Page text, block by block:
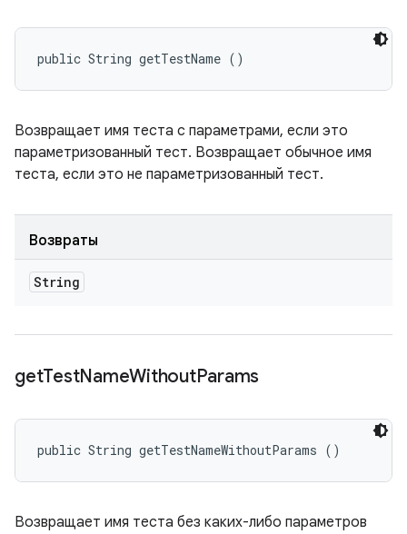
public String getTestName ()
Возвращает имя теста с параметрами, если это
параметризованный тест. Возвращает обычное имя
теста, если это не параметризованный тест.
Возвраты
String
getTestNameWithoutParams
public String getTestNameWithoutParams ()
Возвращает имя теста без каких-либо параметров